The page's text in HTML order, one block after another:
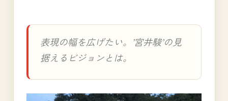
表現の幅を広げたい。’宮井駿’の見
据えるビジョンとは。